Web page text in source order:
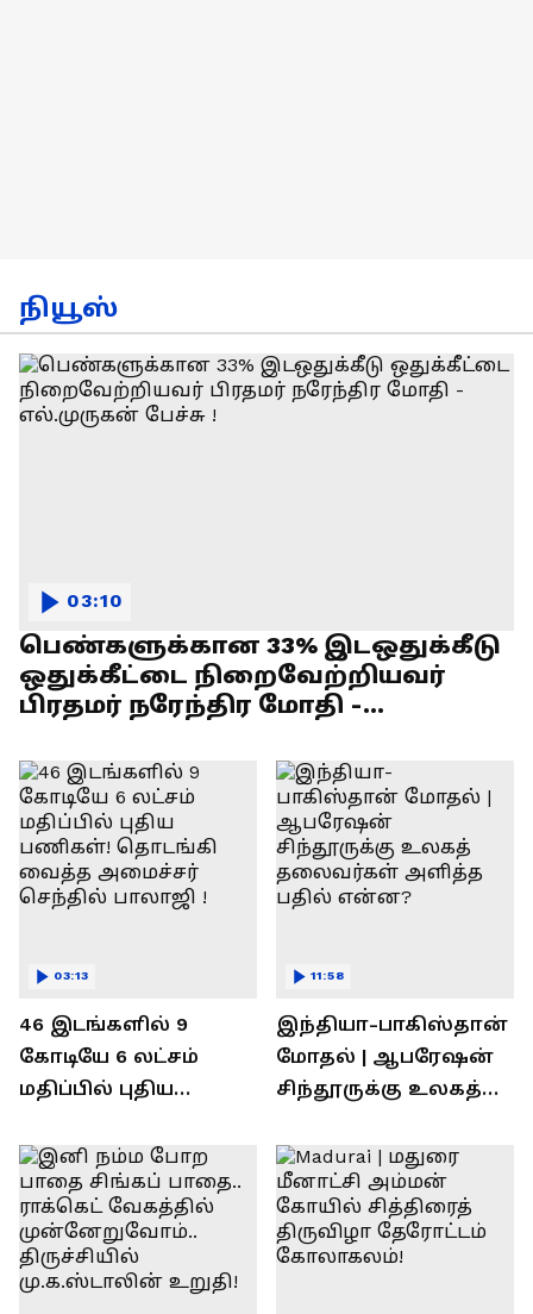
நியூஸ்
பெண்களுக்கான 33% இடஒதுக்கீடு
ஒதுக்கீட்டை நிறைவேற்றியவர்
பிரதமர் நரேந்திர மோதி -
03:10
46 இடங்களில் 9
கோடியே 6 லட்சம்
மதிப்பில் புதிய
வைத்த அமைச்சர்
செந்தில் பாலாஜி !
03:13
இந்தியா-பாகிஸ்தான்
மோதல் | ஆபரேஷன்
சிந்தூருக்கு உலகத்
பதில் என்ன?
11:58